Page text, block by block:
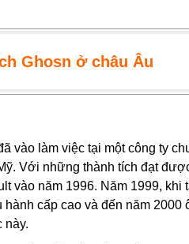
Ghosn ở châu Âu
vào làm việc tại một công ty
Với những thành tích đạt
vào năm 1996. Năm 1999,
cấp cao và đến năm
này.